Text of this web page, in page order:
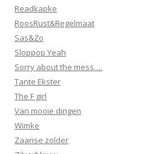
Readkapke
RoosRust&Regelmaat
Sas&Zo
Sloppop Yeah
Sorry about the mess….
Tante Ekster
The F girl
Van mooie dingen
Wimke
Zaanse zolder